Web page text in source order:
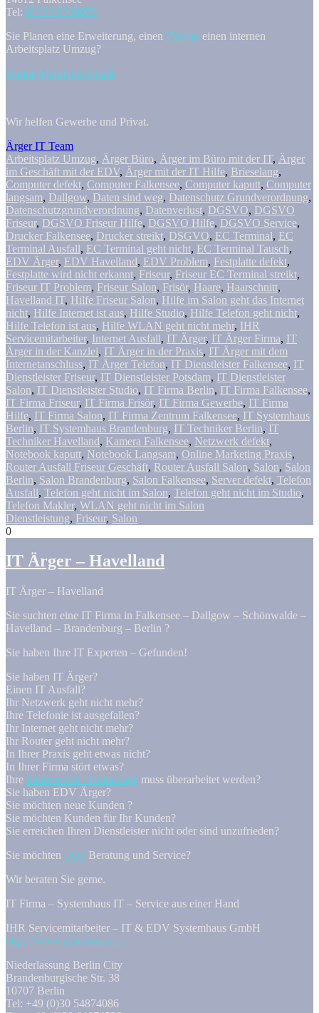
Tel: 03322 8509070
Sie Planen eine Erweiterung, einen Umzug einen internen
Arbeitsplatz Umzug?
Online Marketing Praxis
Wir helfen Gewerbe und Privat.
Ärger IT Team
Arbeitsplatz Umzug, Ärger Büro, Ärger im Büro mit der IT, Ärger
im Geschäft mit der EDV, Ärger mit der IT Hilfe, Brieselang,
Computer defekt, Computer Falkensee, Computer kaputt, Computer
langsam, Dallgow, Daten sind weg, Datenschutz Grundverordnung,
Datenschutzgrundverordnung, Datenverlust, DGSVO, DGSVO
Friseur, DGSVO Friseur Hilfe, DGSVO Hilfe, DGSVO Service,
Drucker Falkensee, Drucker streikt, DSGVO, EC Terminal, EC
Terminal Ausfall, EC Terminal geht nicht, EC Terminal Tausch,
EDV Ärger, EDV Havelland, EDV Problem, Festplatte defekt,
Festplatte wird nicht erkannt, Friseur, Friseur EC Terminal streikt,
Friseur IT Problem, Friseur Salon, Frisör, Haare, Haarschnitt,
Havelland IT, Hilfe Friseur Salon, Hilfe im Salon geht das Internet
nicht, Hilfe Internet ist aus, Hilfe Studio, Hilfe Telefon geht nicht,
Hilfe Telefon ist aus, Hilfe WLAN geht nicht mehr, IHR
Servicemitarbeiter, Internet Ausfall, IT Ärger, IT Ärger Firma, IT
Ärger in der Kanzlei, IT Ärger in der Praxis, IT Ärger mit dem
Internetanschluss, IT Ärger Telefon, IT Dienstleister Falkensee, IT
Dienstleister Friseur, IT Dienstleister Potsdam, IT Dienstleister
Salon, IT Dienstleister Studio, IT Firma Berlin, IT Firma Falkensee,
IT Firma Friseur, IT Firma Frisör, IT Firma Gewerbe, IT Firma
Hilfe, IT Firma Salon, IT Firma Zentrum Falkensee, IT Systemhaus
Berlin, IT Systemhaus Brandenburg, IT Techniker Berlin, IT
Techniker Havelland, Kamera Falkensee, Netzwerk defekt,
Notebook kaputt, Notebook Langsam, Online Marketing Praxis,
Router Ausfall Friseur Geschäft, Router Ausfall Salon, Salon, Salon
Berlin, Salon Brandenburg, Salon Falkensee, Server defekt, Telefon
Ausfall, Telefon geht nicht im Salon, Telefon geht nicht im Studio,
Telefon Makler, WLAN geht nicht im Salon
Dienstleistung, Friseur, Salon
0
IT Ärger – Havelland
IT Ärger – Havelland
Sie suchten eine IT Firma in Falkensee – Dallgow – Schönwalde –
Havelland – Brandenburg – Berlin ?
Sie haben Ihre IT Experten – Gefunden!
Sie haben IT Ärger?
Einen IT Ausfall?
Ihr Netzwerk geht nicht mehr?
Ihre Telefonie ist ausgefallen?
Ihr Internet geht nicht mehr?
Ihr Router geht nicht mehr?
In Ihrer Praxis geht etwas nicht?
In Ihrer Firma stört etwas?
Ihre Internetseite / Homepage muss überarbeitet werden?
Sie haben EDV Ärger?
Sie möchten neue Kunden ?
Sie möchten Kunden für Ihr Kunden?
Sie erreichen Ihren Dienstleister nicht oder sind unzufrieden?
Sie möchten TOP Beratung und Service?
Wir beraten Sie gerne.
IT Firma – Systemhaus IT – Service aus einer Hand
IHR Servicemitarbeiter – IT & EDV Systemhaus GmbH
https://www.systemhaus.it
Niederlassung Berlin City
Brandenburgische Str. 38
10707 Berlin
Tel: +49 (0)30 54874086